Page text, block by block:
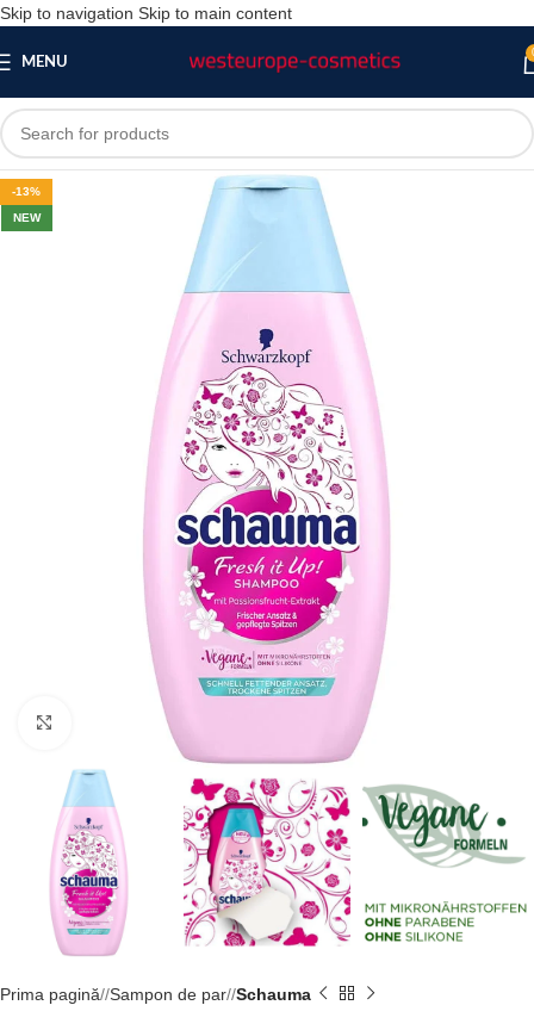
Skip to navigation Skip to main content
MENU
-13%
NEW
Click to enlarge
Prima pagină/ Sampon de par/ Schauma